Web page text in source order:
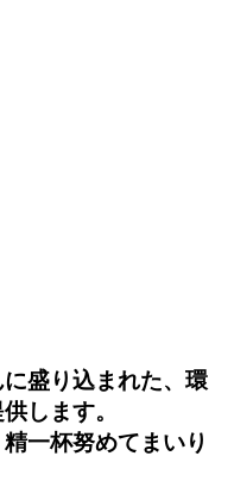
盛り込まれた、環
します。
一杯努めてまいり